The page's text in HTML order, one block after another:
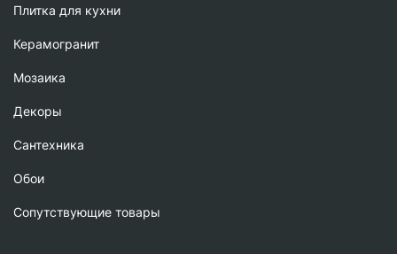
Плитка для кухни
Керамогранит
Мозаика
Декоры
Сантехника
Обои
Сопутствующие товары